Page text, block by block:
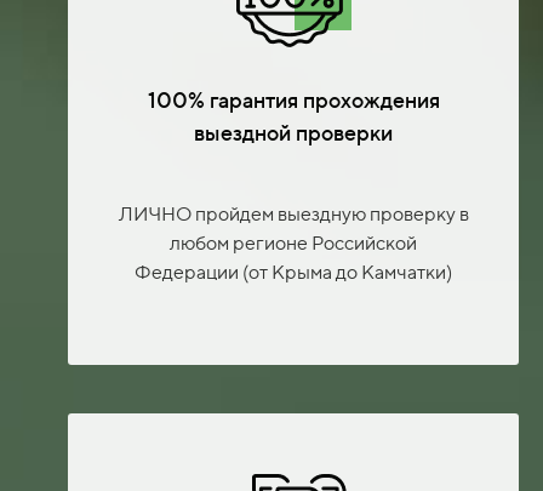
100% гарантия прохождения
выездной проверки
ЛИЧНО пройдем выездную проверку в
любом регионе Российской
Федерации (от Крыма до Камчатки)